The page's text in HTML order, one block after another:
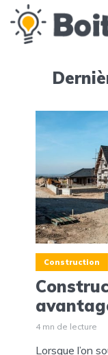
Construction
4 mn de lecture
Lorsque l’on